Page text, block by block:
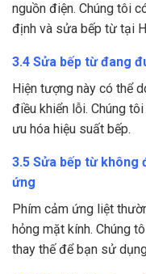
nguồn điện. Chúng tôi
định và sửa bếp từ tại
3.4 Sửa bếp từ đang
Hiện tượng này có thể
điều khiển lỗi. Chúng
ưu hóa hiệu suất bếp.
3.5 Sửa bếp từ không
ứng
Phím cảm ứng liệt
hỏng mặt kính. Chúng
thay thế để bạn sử